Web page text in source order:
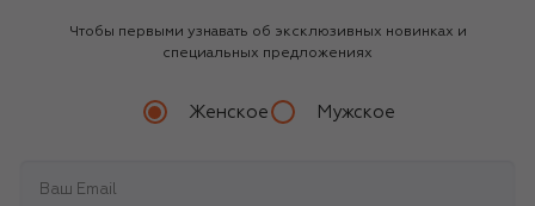
Чтобы первыми узнавать об эксклюзивных новинках и
специальных предложениях
Женское Мужское